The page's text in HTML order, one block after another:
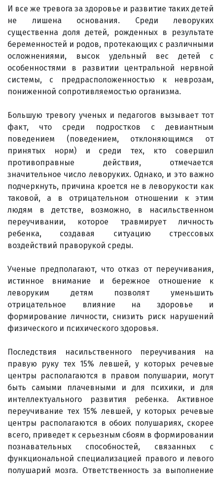
И все же тревога за здоровье и развитие таких детей
не лишена основания. Среди леворуких
существенна доля детей, рожденных в результате
беременностей и родов, протекающих с различными
осложнениями, высок удельный вес детей с
особенностями в развитии центральной нервной
системы, с предрасположенностью к неврозам,
пониженной сопротивляемостью организма.
Большую тревогу ученых и педагогов вызывает тот
факт, что среди подростков с девиантным
поведением (поведением, отклоняющимся от
принятых норм) и среди тех, кто совершил
противоправные действия, отмечается
значительное число леворуких. Однако, и это важно
подчеркнуть, причина кроется не в леворукости как
таковой, а в отрицательном отношении к этим
людям в детстве, возможно, в насильственном
переучивании, которое травмирует личность
ребенка, создавая ситуацию стрессовых
воздействий праворукой среды.
Ученые предполагают, что отказ от переучивания,
истинное внимание и бережное отношение к
леворуким детям позволят уменьшить
отрицательное влияние на здоровье и
формирование личности, снизить риск нарушений
физического и психического здоровья.
Последствия насильственного переучивания на
правую руку тех 15% левшей, у которых речевые
центры располагаются в правом полушарии, могут
быть самыми плачевными и для психики, и для
интеллектуального развития ребенка. Активное
переучивание тех 15% левшей, у которых речевые
центры располагаются в обоих полушариях, скорее
всего, приведет к серьезным сбоям в формировании
познавательных способностей, связанных с
функциональной специализацией правого и левого
полушарий мозга. Ответственность за выполнение